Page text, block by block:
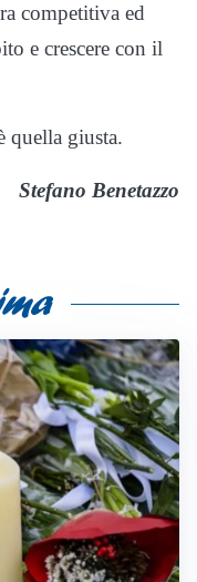
competitiva ed
e crescere con il
quella giusta.
Stefano Benetazzo